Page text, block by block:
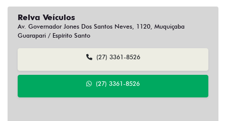
Relva Veículos
Av. Governador Jones Dos Santos Neves, 1120, Muquiçaba
Guarapari / Espírito Santo
(27) 3361-8526
(27) 3361-8526